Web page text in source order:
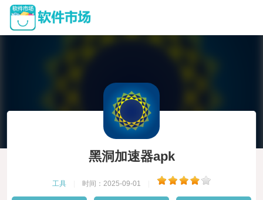
黑洞加速器apk
工具 时间：2025-09-01